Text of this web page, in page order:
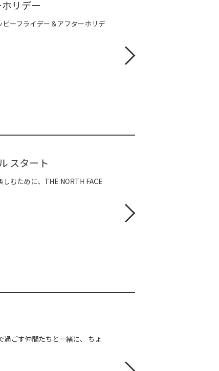
リデー
ーフライデー＆アフターホリデ
スタート
むために、THE NORTH FACE
過ごす仲間たちと一緒に、 ちょ